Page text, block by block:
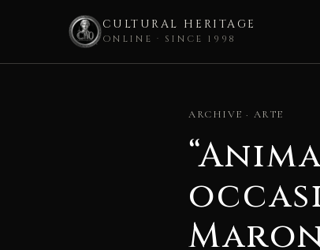
CULTURAL HERITAGE
ONLINE · SINCE 1998
ARCHIVE · ARTE